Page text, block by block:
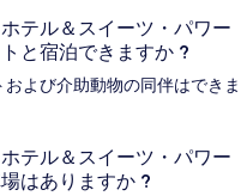
テル＆スイーツ・パワー
と宿泊できますか ?
よび介助動物の同伴はできま
テル＆スイーツ・パワー
はありますか ?